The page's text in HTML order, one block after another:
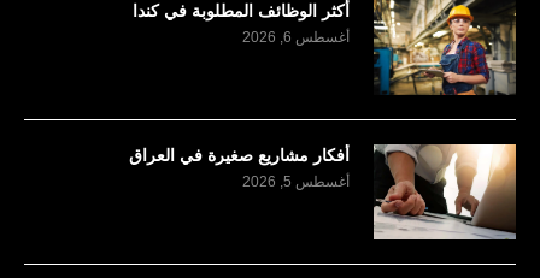
أكثر الوظائف المطلوبة في كندا
أغسطس 6, 2026
أفكار مشاريع صغيرة في العراق
أغسطس 5, 2026